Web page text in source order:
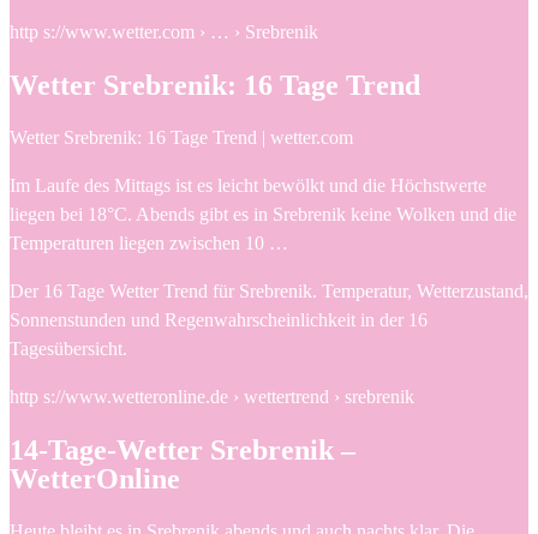
http s://www.wetter.com › … › Srebrenik
Wetter Srebrenik: 16 Tage Trend
Wetter Srebrenik: 16 Tage Trend | wetter.com
Im Laufe des Mittags ist es leicht bewölkt und die Höchstwerte
liegen bei 18°C. Abends gibt es in Srebrenik keine Wolken und die
Temperaturen liegen zwischen 10 …
Der 16 Tage Wetter Trend für Srebrenik. Temperatur, Wetterzustand,
Sonnenstunden und Regenwahrscheinlichkeit in der 16
Tagesübersicht.
http s://www.wetteronline.de › wettertrend › srebrenik
14-Tage-Wetter Srebrenik –
WetterOnline